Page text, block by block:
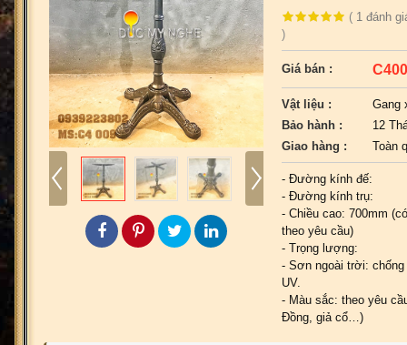
( 1 đánh
)
Giá bán :
Vật liệu :
Gang
Bảo hành :
12
Giao hàng :
Toàn
- Đường kính đế:
- Đường kính trụ:
- Chiều cao: 700mm
theo yêu cầu)
- Trọng lượng:
- Sơn ngoài trời: chống
UV.
- Màu sắc: theo yêu
Đồng, giả cổ…)